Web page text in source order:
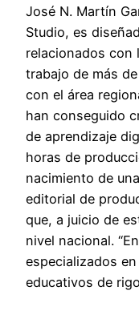
José N. Martín
Studio, es
relacionados con
trabajo de más
con el área
han conseguido
de aprendizaje
horas de
nacimiento de
editorial de
que, a juicio de
nivel nacional.
especializados
educativos de